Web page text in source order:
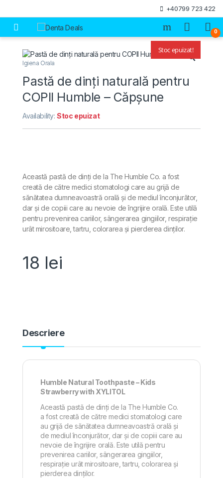
+40799 723 422
Open 0
🔍
Stoc epuizat!
Igiena Orala
Pastă de dinți naturală pentru
COPII Humble – Căpșune
Availability:Stoc epuizat
Această pastă de dinți de la The Humble Co. a fost
creată de către medici stomatologi care au grijă de
sănătatea dumneavoastră orală și de mediul înconjurător,
dar și de copiii care au nevoie de îngrijire orală. Este utilă
pentru prevenirea cariilor, sângerarea gingiilor, respirație
urât mirositoare, tartru, colorarea și pierderea dinților.
18 lei
Descriere
Humble Natural Toothpaste – Kids
Strawberry with XYLITOL
Această pastă de dinți de la The Humble Co.
a fost creată de către medici stomatologi care
au grijă de sănătatea dumneavoastră orală și
de mediul înconjurător, dar și de copiii care au
nevoie de îngrijire orală. Este utilă pentru
prevenirea cariilor, sângerarea gingiilor,
respirație urât mirositoare, tartru, colorarea și
pierderea dinților.